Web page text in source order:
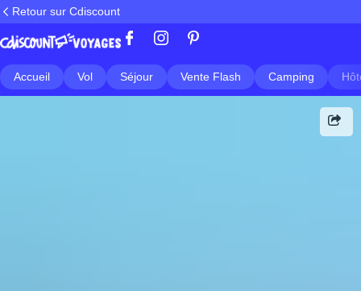
Retour sur Cdiscount
Accueil Vol Séjour Vente Flash Camping